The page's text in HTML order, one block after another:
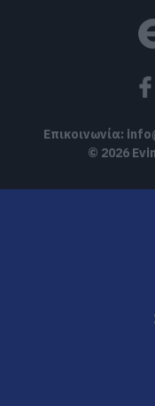
Επικοινωνία:
© 2026